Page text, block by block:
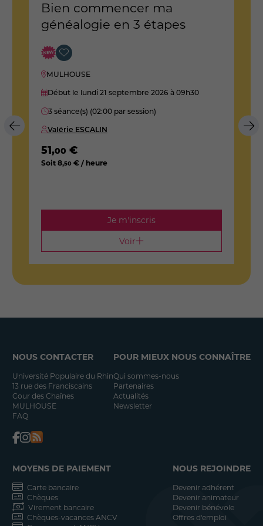
Bien commencer ma
généalogie en 3 étapes
MULHOUSE
Début le lundi 21 septembre 2026 à 09h30
3 séance(s) (02:00 par session)
Valérie ESCALIN
51,00 €
Soit8,50 € / heure
Je m'inscris
Voir
NOUS CONTACTER
Université Populaire du Rhin
13 rue des Franciscains
Cour des Chaînes
MULHOUSE
FAQ
POUR MIEUX NOUS CONNAÎTRE
Qui sommes-nous
Partenaires
Actualités
Newsletter
MOYENS DE PAIEMENT
Carte bancaire
Chèques
Virement bancaire
Chèques-vacances ANCV
NOUS REJOINDRE
Devenir adhérent
Devenir animateur
Devenir bénévole
Offres d'emploi